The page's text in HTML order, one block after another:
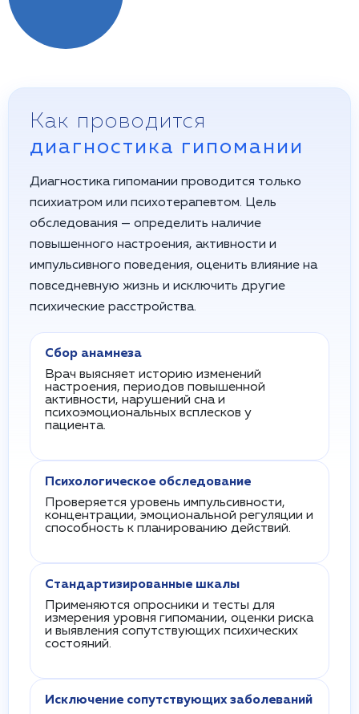
Как проводится
диагностика гипомании
Диагностика гипомании проводится только
психиатром или психотерапевтом. Цель
обследования — определить наличие
повышенного настроения, активности и
импульсивного поведения, оценить влияние на
повседневную жизнь и исключить другие
психические расстройства.
Сбор анамнеза
Врач выясняет историю изменений
настроения, периодов повышенной
активности, нарушений сна и
психоэмоциональных всплесков у
пациента.
Психологическое обследование
Проверяется уровень импульсивности,
концентрации, эмоциональной регуляции и
способность к планированию действий.
Стандартизированные шкалы
Применяются опросники и тесты для
измерения уровня гипомании, оценки риска
и выявления сопутствующих психических
состояний.
Исключение сопутствующих заболеваний